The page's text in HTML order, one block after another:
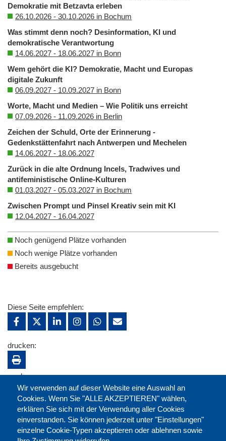
Demokratie mit Betzavta erleben
26.10.2026 - 30.10.2026 in Bochum
Was stimmt denn noch? Desinformation, KI und
demokratische Verantwortung
14.06.2027 - 18.06.2027 in Bonn
Wem gehört die KI? Demokratie, Macht und Europas
digitale Zukunft
06.09.2027 - 10.09.2027 in Bonn
Worte, Macht und Medien – Wie Politik uns erreicht
07.09.2026 - 11.09.2026 in Berlin
Zeichen der Schuld, Orte der Erinnerung -
Gedenkstättenfahrt nach Antwerpen und Mechelen
14.06.2027 - 18.06.2027
Zurück in die alte Ordnung Incels, Tradwives und
antifeministische Online-Kulturen
01.03.2027 - 05.03.2027 in Bochum
Zwischen Prompt und Pinsel Kreativ sein mit KI
12.04.2027 - 16.04.2027
Noch genügend Plätze vorhanden
Noch wenige Plätze vorhanden
Bereits ausgebucht
Wir verwenden auf dieser Website eine Auswahl an
Cookies. Wenn Sie "ALLE AKZEPTIEREN" wählen,
erklären Sie sich mit der Verwendung aller Cookies
einverstanden. Sie können jederzeit unter "Einstellungen"
einzelne Cookie-Typen akzeptieren oder ablehnen sowie
Diese Seite empfehlen:
drucken:
merken: